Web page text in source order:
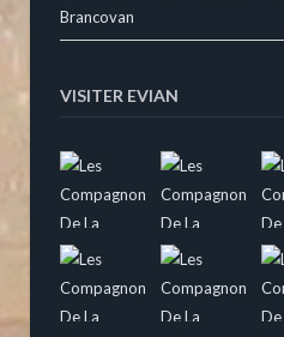
Brancovan
VISITER EVIAN